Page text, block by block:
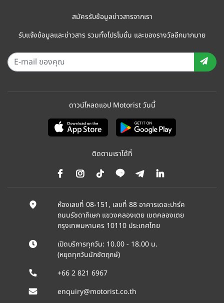
สมัครรับข้อมูลข่าวสารจากเรา
รับแจ้งข้อมูลและข่าวสาร รวมทั้งโปรโมชั่น และของรางวัลอีกมากมาย
ดาวน์โหลดแอป Motorist วันนี้
ติดตามเราได้ที่
ห้องเลขที่ 08-151, เลขที่ 88 อาคารเดอะปาร์ค
ถนนรัชดาภิเษก แขวงคลองเตย เขตคลองเตย
กรุงเทพมหานคร 10110 ประเทศไทย
เปิดบริการทุกวัน: 10.00 - 18.00 น.
(หยุดทุกวันนักขัตฤกษ์)
+66 2 821 6967
enquiry@motorist.co.th